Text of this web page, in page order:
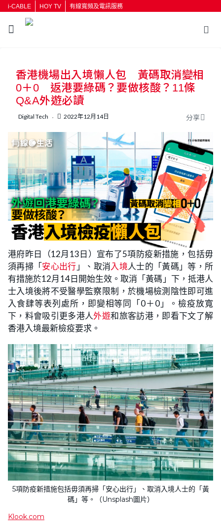
i-CABLE HOY TV 有線寬頻及電訊服務
按輸入鍵開始搜尋
香港機場出入境懶人包 黃碼取消變相
0＋0 返港要綠碼？要做核酸？11條
Q&A外遊必讀
Digital Tech 2022年12月14日 分享
港府昨日（12月13日）宣布了5項防疫新措施，包括毋
須再掃「安心出行 」、取消入境人士的「黃碼」等，所
有措施於12月14日開始生效。取消「黃碼」下，抵港人
士入境後將不受醫學監察限制，於機場檢測陰性即可進
入食肆等表列處所，即變相等同「0＋0」。檢疫放寬
下，料會吸引更多港人外遊和旅客訪港，即看下文了解
香港入境最新檢疫要求。
5項防疫新措施包括毋須再掃「安心出行」、取消入境人士的「黃
碼」等。（Unsplash圖片）
Klook.com